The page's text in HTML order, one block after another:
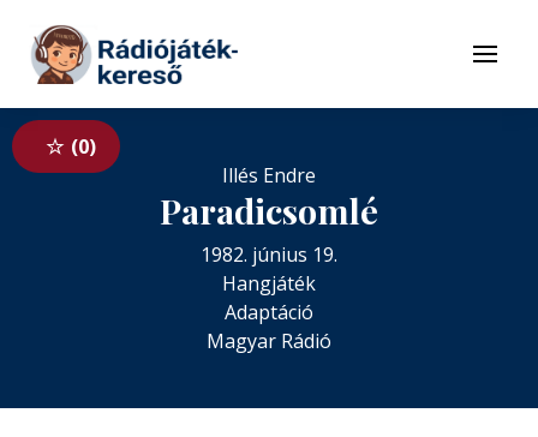
Tovább a tartalomhoz
Menü
0
Illés Endre
Paradicsomlé
1982. június 19.
Hangjáték
Adaptáció
Magyar Rádió